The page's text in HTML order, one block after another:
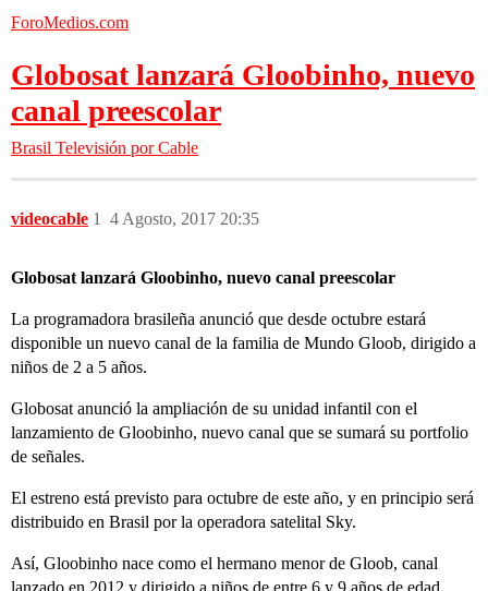
ForoMedios.com
Globosat lanzará Gloobinho, nuevo
canal preescolar
Brasil Televisión por Cable
videocable 4 Agosto, 2017 20:35
1
Globosat lanzará Gloobinho, nuevo canal preescolar
La programadora brasileña anunció que desde octubre estará
disponible un nuevo canal de la familia de Mundo Gloob, dirigido a
niños de 2 a 5 años.
Globosat anunció la ampliación de su unidad infantil con el
lanzamiento de Gloobinho, nuevo canal que se sumará su portfolio
de señales.
El estreno está previsto para octubre de este año, y en principio será
distribuido en Brasil por la operadora satelital Sky.
Así, Gloobinho nace como el hermano menor de Gloob, canal
lanzado en 2012 y dirigido a niños de entre 6 y 9 años de edad.